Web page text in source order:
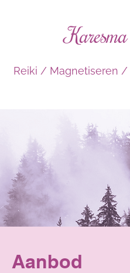
Karesma
Reiki / Magnetiseren /
Aanbod